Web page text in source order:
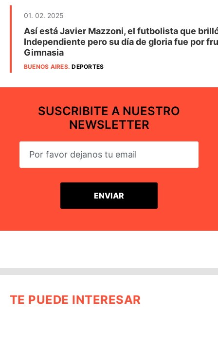
01. 02. 2025
Así está Javier Mazzoni, el futbolista que
Independiente pero su día de gloria fue por
Gimnasia
BUENOS AIRES.DEPORTES
SUSCRIBITE A NUESTRO
NEWSLETTER
TE PUEDE INTERESAR